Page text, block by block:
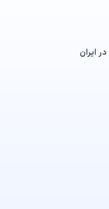
ایران